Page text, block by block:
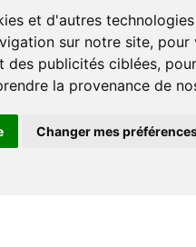
et d'autres
sur notre site, pour
des publicités ciblées,
la provenance de
Changer mes